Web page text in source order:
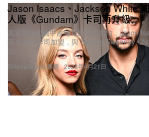
Entertainment 娛樂
Jason Isaacs、Jackson White
人版《Gundam》卡司再升級
萬眾期待的機甲改編電影正式開拍，Jason
等 6 位新卡司加盟，與 Sydney Sweeney、
2026年4月21日